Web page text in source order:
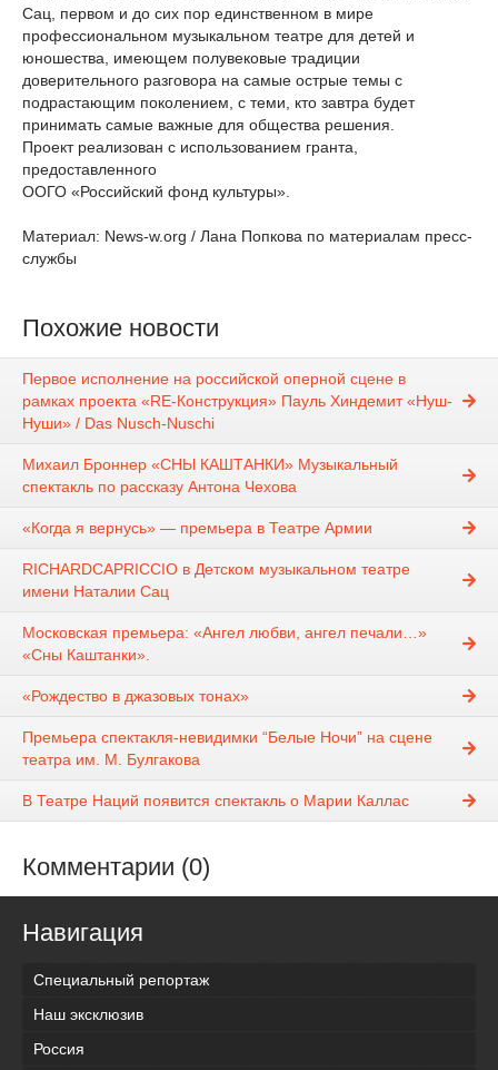
Сац, первом и до сих пор единственном в мире
профессиональном музыкальном театре для детей и
юношества, имеющем полувековые традиции
доверительного разговора на самые острые темы с
подрастающим поколением, с теми, кто завтра будет
принимать самые важные для общества решения.
Проект реализован с использованием гранта,
предоставленного
ООГО «Российский фонд культуры».
Материал: News-w.org / Лана Попкова по материалам пресс-
службы
Похожие новости
Первое исполнение на российской оперной сцене в
рамках проекта «RE-Конструкция» Пауль Хиндемит «Нуш-
Нуши» / Das Nusch-Nuschi
Михаил Броннер «СНЫ КАШТАНКИ» Музыкальный
спектакль по рассказу Антона Чехова
«Когда я вернусь» — премьера в Театре Армии
RICHARDCAPRICCIO в Детском музыкальном театре
имени Наталии Сац
Московская премьера: «Ангел любви, ангел печали…»
«Сны Каштанки».
«Рождество в джазовых тонах»
Премьера спектакля-невидимки “Белые Ночи” на сцене
театра им. М. Булгакова
В Театре Наций появится спектакль о Марии Каллас
Комментарии (0)
Навигация
Специальный репортаж
Наш эксклюзив
Россия